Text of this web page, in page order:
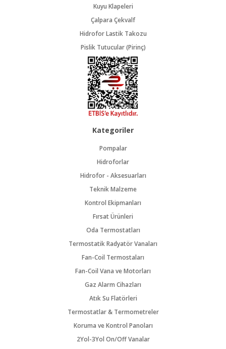
Kuyu Klapeleri
Çalpara Çekvalf
Hidrofor Lastik Takozu
Pislik Tutucular (Pirinç)
Kategoriler
Pompalar
Hidroforlar
Hidrofor - Aksesuarları
Teknik Malzeme
Kontrol Ekipmanları
Fırsat Ürünleri
Oda Termostatları
Termostatik Radyatör Vanaları
Fan-Coil Termostaları
Fan-Coil Vana ve Motorları
Gaz Alarm Cihazları
Atık Su Flatörleri
Termostatlar & Termometreler
Koruma ve Kontrol Panoları
2Yol-3Yol On/Off Vanalar